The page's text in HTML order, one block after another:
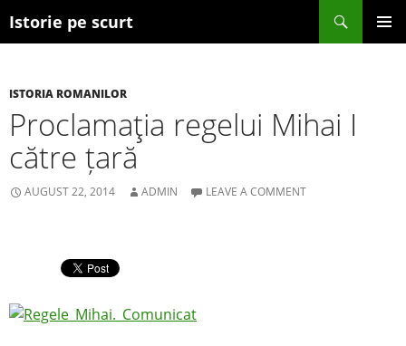
Istorie pe scurt
Search
SKIP TO CONTENT
ISTORIA ROMANILOR
Proclamaţia regelui Mihai I
către țară
AUGUST 22, 2014 ADMIN LEAVE A COMMENT